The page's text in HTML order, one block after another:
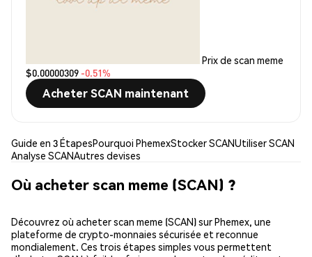
Prix de scan meme
$0.00000309 -0.51%
Acheter SCAN maintenant
Guide en 3 ÉtapesPourquoi PhemexStocker SCANUtiliser SCAN
Analyse SCANAutres devises
Où acheter scan meme (SCAN) ?
Découvrez où acheter scan meme (SCAN) sur Phemex, une
plateforme de crypto-monnaies sécurisée et reconnue
mondialement. Ces trois étapes simples vous permettent